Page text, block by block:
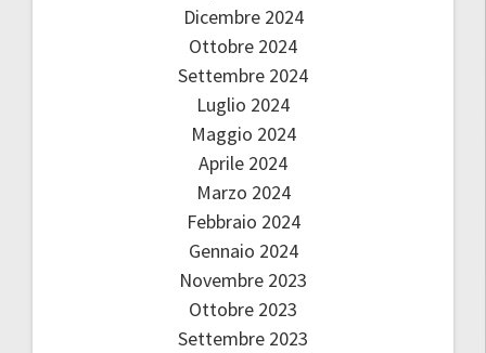
Dicembre 2024
Ottobre 2024
Settembre 2024
Luglio 2024
Maggio 2024
Aprile 2024
Marzo 2024
Febbraio 2024
Gennaio 2024
Novembre 2023
Ottobre 2023
Settembre 2023